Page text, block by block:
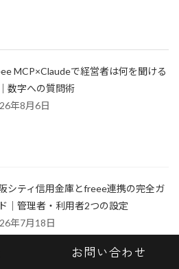
MCP×Claudeで経営者は何を聞ける
数字への質問術
年8月6日
シティ信用金庫とfreee連携の完全ガ
｜管理者・利用者2つの設定
年7月18日
お問い合わせ